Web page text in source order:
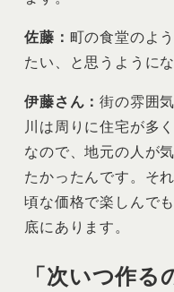
佐藤： 町の食堂のよ
たい、と思うように
伊藤さん：街の雰囲
川は周りに住宅が多
なので、地元の人が
たかったんです。そ
頃な価格で楽しんで
底にあります。
「次いつ作